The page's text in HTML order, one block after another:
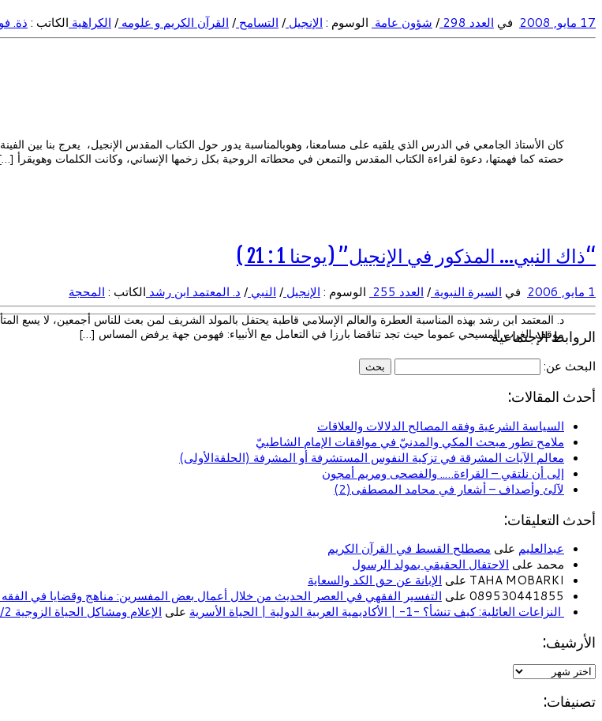
كان الأستاذ الجامعي في الدرس الذي يلقيه على مسامعنا، وهوبالمناسبة يدور حول الكتاب المقدس الإنجيل، يعرج بنا بين
حصته كما فهمتها، دعوة لقراءة الكتاب المقدس والتمعن في محطاته الروحية بكل زخمها الإنساني، وكانت الكلمات وهويقرأ
17 مايو, 2008 في العدد 298 / شؤون عامة الوسوم : الإنجيل / التسامح / القرآن الكريم و علومه / الكراهية الكاتب : ذة.
د. المعتمد ابن رشد بهذه المناسبة العطرة والعالم الإسلامي قاطبة يحتفل بالمولد الشريف لمن بعث للناس أجمعين، لا يسع
موقف الغرب المسيحي عموما حيث تجد تناقضا بارزا في التعامل مع الأنبياء: فهومن جهة يرفض المساس […]
“ذاك النبي… المذكور في الإنجيل” (يوحنا 1 : 21 )
1 مايو, 2006 في السيرة النبوية / العدد 255 الوسوم : الإنجيل / النبي / د. المعتمد ابن رشد الكاتب : المحجة
الروابط الإجتماعية
البحث عن:
أحدث المقالات:
السياسة الشرعية وفقه المصالح الدلالات والعلاقات
ملامح تطور مبحث المكي والمدنيّ في موافقات الإمام الشاطبيّ
معالم الآيات المشرقة في تزكية النفوس المستشرفة أو المشرفة (الحلقةالأولى)
إلى أن نلتقي – القراءة….. والفصحى ومريم أمجون
لآلئ وأصداف – أشعار في محامد المصطفى(2)
أحدث التعليقات:
عبدالعليم على مصطلح القسط في القرآن الكريم
محمد على الاحتفال الحقيقي بمولد الرسول
TAHA MOBARKI على
الإبانة عن حق الكد والسعاية
089530441855 على
التفسير الفقهي في العصر الحديث من خلال أعمال بعض المفسرين: مناهج وقضايا في
النزاعات العائلية: كيف تنشأ؟ -1- | الأكاديمية العربية الدولية | الحياة الأسرية
على الإعلام ومشاكل الحياة الزوجية 1/2
الأرشيف:
تصنيفات: